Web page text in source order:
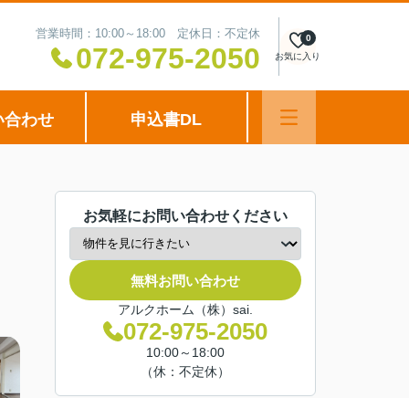
営業時間：10:00～18:00 定休日：不定休
072-975-2050 お気に入り
0
合わせ 申込書DL
お気軽にお問い合わせください
無料お問い合わせ
アルクホーム（株）sai.
072-975-2050
10:00～18:00
（休：不定休）